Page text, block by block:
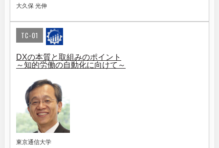
大久保 光伸
TC-01
DXの本質と取組みのポイント
～知的労働の自動化に向けて～
東京通信大学